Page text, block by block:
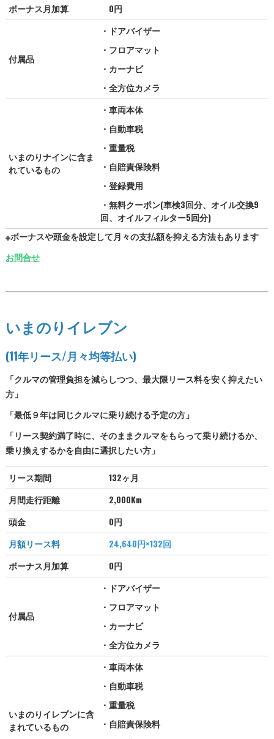
ボーナス月加算 0円
付属品
・ドアバイザー
・フロアマット
・カーナビ
・全方位カメラ
いまのりナインに含ま
れているもの
・車両本体
・自動車税
・重量税
・自賠責保険料
・登録費用
・無料クーポン(車検3回分、オイル交換9
回、オイルフィルター5回分)
※ボーナスや頭金を設定して月々の支払額を抑える方法もあります
お問合せ
いまのりイレブン
(11年リース/月々均等払い)
「クルマの管理負担を減らしつつ、最大限リース料を安く抑えたい
方」
「最低９年は同じクルマに乗り続ける予定の方」
「リース契約満了時に、そのままクルマをもらって乗り続けるか、
乗り換えするかを自由に選択したい方」
リース期間
132ヶ月
月間走行距離
2,000Km
頭金
0円
月額リース料
24,640円×132回
ボーナス月加算
0円
付属品
・ドアバイザー
・フロアマット
・カーナビ
・全方位カメラ
いまのりイレブンに含
まれているもの
・車両本体
・自動車税
・重量税
・自賠責保険料